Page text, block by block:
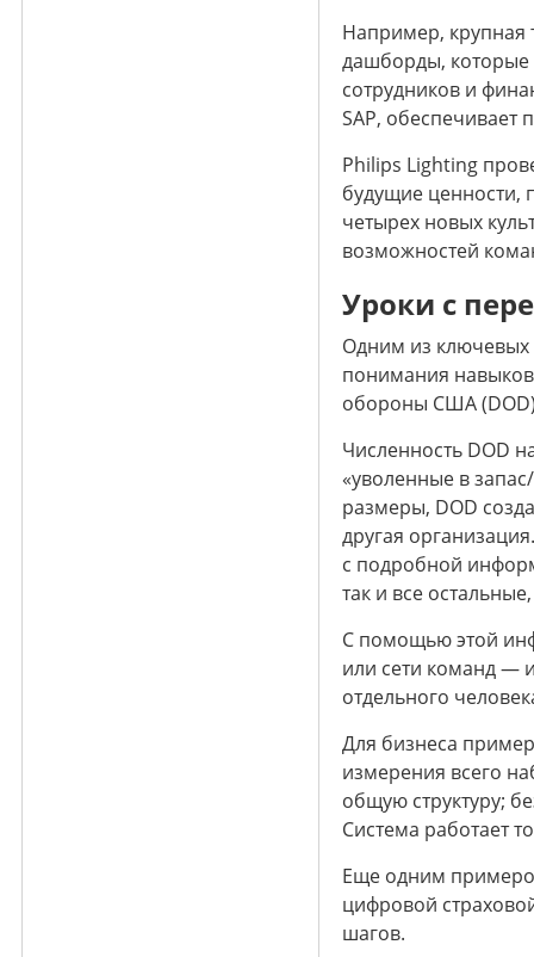
Например, крупная
дашборды, которые
сотрудников и
SAP, обеспечивает
Philips Lighting
будущие ценности,
четырех новых
возможностей
Уроки с
Одним из ключевых
понимания
обороны США
Численность DOD
«уволенные в
размеры, DOD
другая
с подробной
так и все
С помощью этой
или сети команд —
отдельного
Для бизнеса
измерения всего
общую структуру;
Система работает
Еще одним
цифровой
шагов.